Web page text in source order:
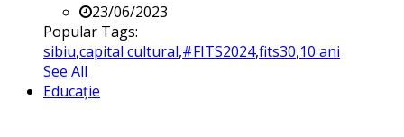
23/06/2023
Popular Tags:
sibiu,capital cultural,#FITS2024,fits30,10 ani
See All
Educație